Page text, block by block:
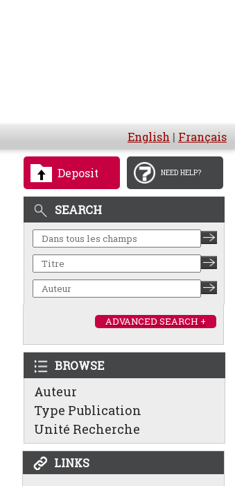
English | Français
Deposit NEED HELP?
SEARCH
ADVANCED SEARCH +
BROWSE
Auteur
Type Publication
Unité Recherche
LINKS